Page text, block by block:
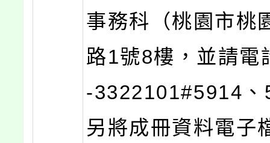
事務科（桃園市桃
路1號8樓，並請電
-3322101#5914、
另將成冊資料電子